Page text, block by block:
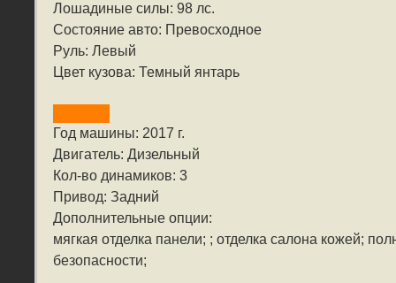
Лошадиные силы: 98 лс.
Состояние авто: Превосходное
Руль: Левый
Цвет кузова: Темный янтарь
Год машины: 2017 г.
Двигатель: Дизельный
Кол-во динамиков: 3
Привод: Задний
Дополнительные опции:
мягкая отделка панели; ; отделка салона кожей;
безопасности;